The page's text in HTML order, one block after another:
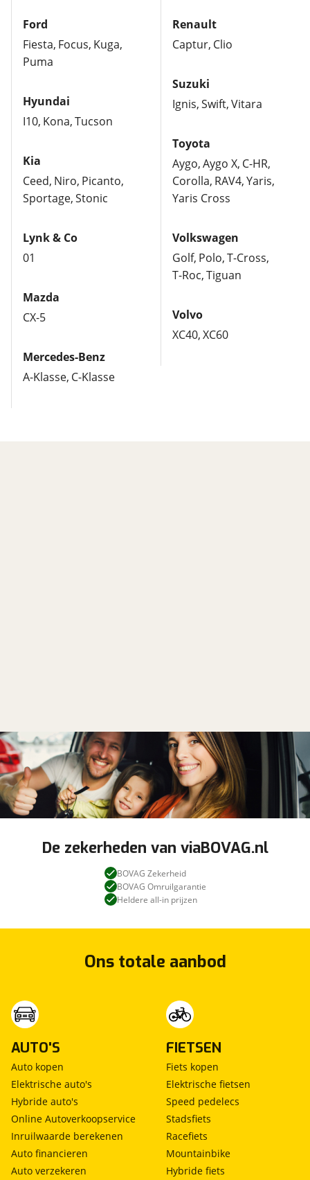
Ford
Fiesta Focus Kuga
Puma
Hyundai
I10 Kona Tucson
Kia
Ceed Niro Picanto
Sportage Stonic
Lynk & Co
01
Mazda
CX-5
Mercedes-Benz
A-Klasse C-Klasse
Renault
Captur Clio
Suzuki
Ignis Swift Vitara
Toyota
Aygo Aygo X C-HR
Corolla RAV4 Yaris
Yaris Cross
Volkswagen
Golf Polo T-Cross
T-Roc Tiguan
Volvo
XC40 XC60
De zekerheden van viaBOVAG.nl
BOVAG Zekerheid
BOVAG Omruilgarantie
Heldere all-in prijzen
Ons totale aanbod
AUTO'S
Auto kopen
Elektrische auto's
Hybride auto's
Online Autoverkoopservice
Inruilwaarde berekenen
Auto financieren
Auto verzekeren
FIETSEN
Fiets kopen
Elektrische fietsen
Speed pedelecs
Stadsfiets
Racefiets
Mountainbike
Hybride fiets